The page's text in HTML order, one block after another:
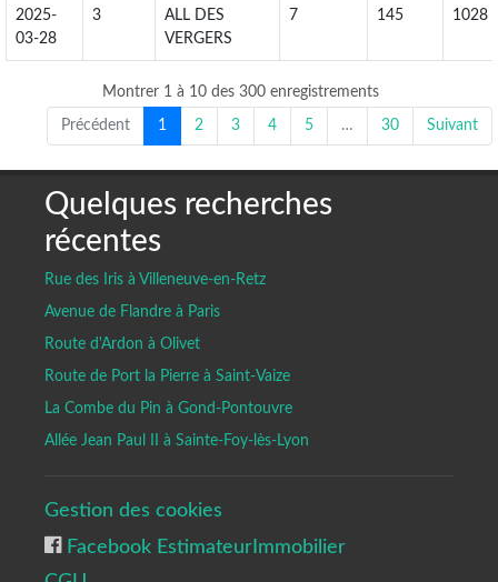
2025-
03-28
3
ALL DES
VERGERS
7 145 1028
Montrer 1 à 10 des 300 enregistrements
Précédent 1 2 3 4 5 … 30 Suivant
Quelques recherches
récentes
Rue des Iris à Villeneuve-en-Retz
Avenue de Flandre à Paris
Route d'Ardon à Olivet
Route de Port la Pierre à Saint-Vaize
La Combe du Pin à Gond-Pontouvre
Allée Jean Paul II à Sainte-Foy-lès-Lyon
Gestion des cookies
Facebook EstimateurImmobilier